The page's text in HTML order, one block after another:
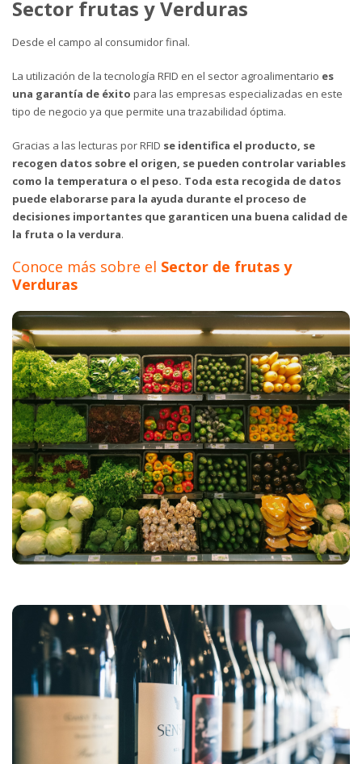
Sector frutas y Verduras
Desde el campo al consumidor final.
La utilización de la tecnología RFID en el sector agroalimentario es
una garantía de éxito para las empresas especializadas en este
tipo de negocio ya que permite una trazabilidad óptima.
Gracias a las lecturas por RFID se identifica el producto, se
recogen datos sobre el origen, se pueden controlar variables
como la temperatura o el peso. Toda esta recogida de datos
puede elaborarse para la ayuda durante el proceso de
decisiones importantes que garanticen una buena calidad de
la fruta o la verdura.
Conoce más sobre el Sector de frutas y
Verduras